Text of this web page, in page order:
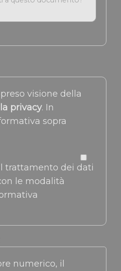
visione della
privacy. In
sopra
trattamento dei dati
le modalità
numerico, il